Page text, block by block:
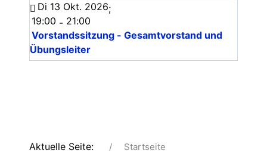
Di 13 Okt. 2026;
19:00 - 21:00
Vorstandssitzung - Gesamtvorstand und
Übungsleiter
Aktuelle Seite:
Startseite